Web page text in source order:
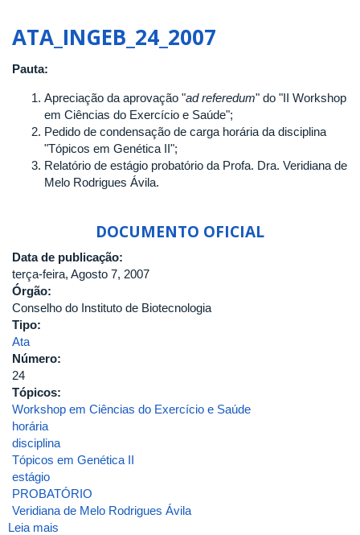
ATA_INGEB_24_2007
Pauta:
Apreciação da aprovação "ad referedum" do "II Workshop
em Ciências do Exercício e Saúde";
Pedido de condensação de carga horária da disciplina
"Tópicos em Genética II";
Relatório de estágio probatório da Profa. Dra. Veridiana de
Melo Rodrigues Ávila.
DOCUMENTO OFICIAL
Data de publicação:
terça-feira, Agosto 7, 2007
Órgão:
Conselho do Instituto de Biotecnologia
Tipo:
Ata
Número:
24
Tópicos:
Workshop em Ciências do Exercício e Saúde
horária
disciplina
Tópicos em Genética II
estágio
PROBATÓRIO
Veridiana de Melo Rodrigues Ávila
Leia mais